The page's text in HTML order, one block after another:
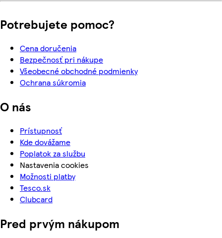
Potrebujete pomoc?
Cena doručenia
Bezpečnosť pri nákupe
Všeobecné obchodné podmienky
Ochrana súkromia
O nás
Prístupnosť
Kde dovážame
Poplatok za službu
Nastavenia cookies
Možnosti platby
Tesco.sk
Clubcard
Pred prvým nákupom